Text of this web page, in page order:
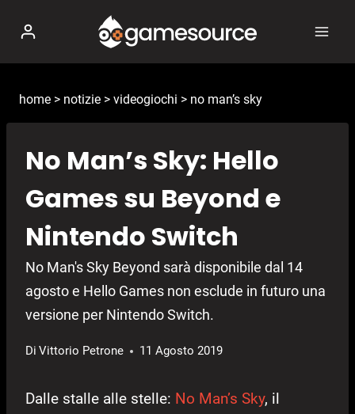
contenuto
home > notizie > videogiochi > no man’s sky
No Man’s Sky: Hello
Games su Beyond e
Nintendo Switch
No Man's Sky Beyond sarà disponibile dal 14
agosto e Hello Games non esclude in futuro una
versione per Nintendo Switch.
Di Vittorio Petrone 11 Agosto 2019
Dalle stalle alle stelle: No Man’s Sky, il